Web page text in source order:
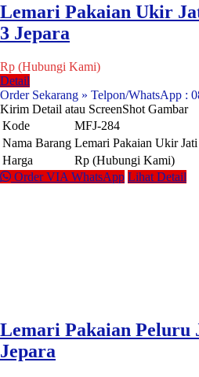
Lemari Pakaian Ukir
3 Jepara
Rp (Hubungi Kami)
Detail
Order Sekarang » Telpon/WhatsApp :
Kirim Detail atau ScreenShot Gambar
Kode
MFJ-284
Nama Barang Lemari Pakaian Ukir
Harga
Rp (Hubungi Kami)
Order VIA WhatsApp Lihat Detail
Lemari Pakaian Peluru
Jepara